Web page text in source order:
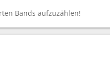
Bands aufzuzählen!